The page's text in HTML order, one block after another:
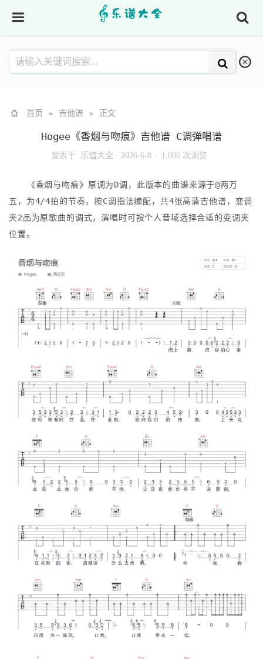
首页 » 吉他谱 » 正文
Hogee《香烟与吻痕》吉他谱 C调弹唱谱
发表于: 乐谱大全 · 2026-6-8 · 1,086 次浏览
《香烟与吻痕》原调为D调，此版本的曲谱来源于@两万
五，为4/4拍的节奏，按C调指法编配，共4张高清吉他谱，变调
夹2品为原歌曲的调式，演唱时可按个人音域选择合适的变调夹
位置。